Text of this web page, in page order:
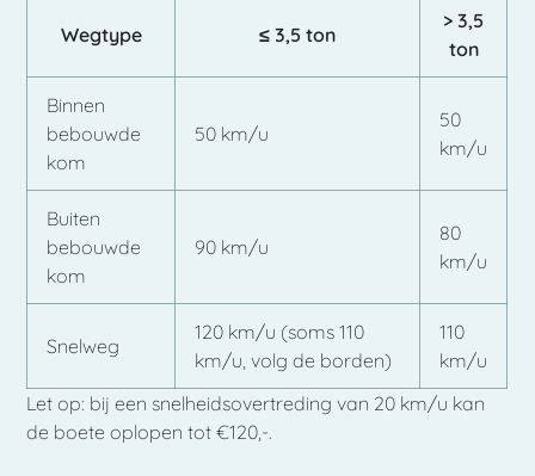
Wegtype ≤ 3,5 ton
> 3,5
ton
Binnen
bebouwde
kom
50 km/u
50
km/u
Buiten
bebouwde
kom
90 km/u
80
km/u
Snelweg
120 km/u (soms 110
km/u, volg de borden)
110
km/u
Let op: bij een snelheidsovertreding van 20 km/u kan
de boete oplopen tot €120,-.